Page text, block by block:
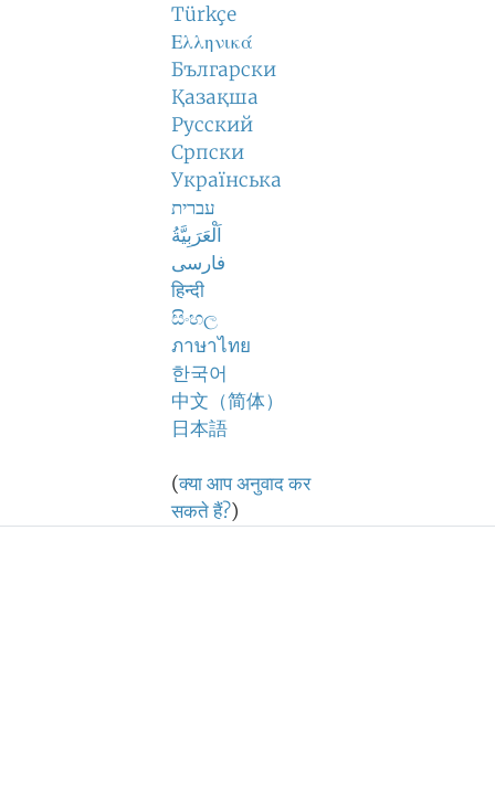
Türkçe
Ελληνικά
Български
Қазақша
Русский
Српски
Українська
עברית
اَلْعَرَبِيَّةُ
فارسی
हिन्दी
සිංහල
ภาษาไทย
한국어
中文（简体）
日本語
(क्या आप अनुवाद कर
सकते हैं?)